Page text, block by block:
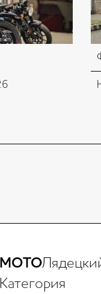
МОТО
Категория